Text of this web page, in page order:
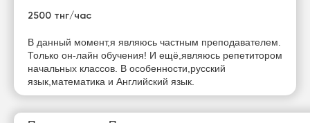
2500 тнг/час
В данный момент,я являюсь частным преподавателем.
Только он-лайн обучения! И ещё,являюсь репетитором
начальных классов. В особенности,русский
язык,математика и Английский язык.
Нет
свободных
часов
Нет
свободных
часов
Нет
свободных
часов
Нет
свободных